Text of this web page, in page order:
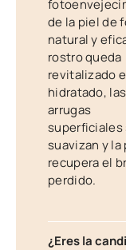
de la piel de
natural y
rostro queda
revitalizado e
hidratado, las
arrugas
superficiales
suavizan y la
recupera el
perdido.
¿Eres la